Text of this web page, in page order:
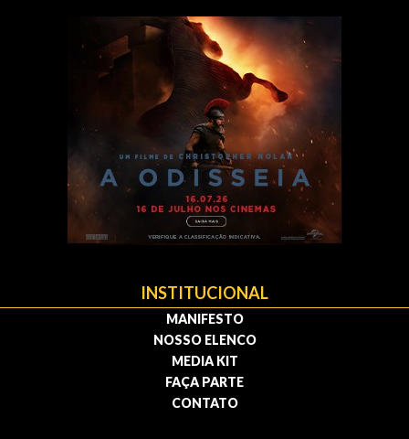
INSTITUCIONAL
MANIFESTO
NOSSO ELENCO
MEDIA KIT
FAÇA PARTE
CONTATO